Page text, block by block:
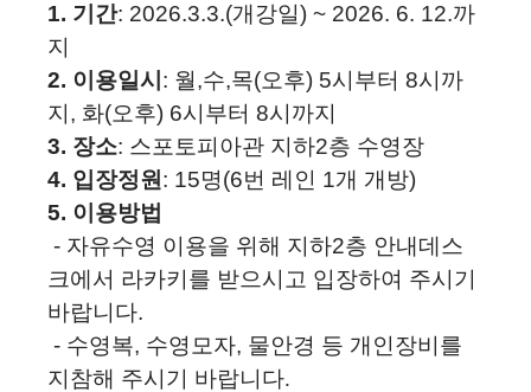
1. 기간: 2026.3.3.(개 강일) ~ 2026. 6. 12.까
지
2. 이용일시 : 월,수,목(오후) 5시부터 8시까
지, 화(오후) 6시부터 8시까지
3. 장소: 스포토피아관 지하2층 수영장
4. 입장정원 : 15명(6번 레인 1개 개방)
5. 이용방법
- 자유수영 이용을 위해 지하2층 안내데스
크에서 라카키를 받으시고 입장하여 주시기
바랍니다.
- 수영복, 수영모자, 물안경 등 개인장비를
지참해 주시기 바랍니다.